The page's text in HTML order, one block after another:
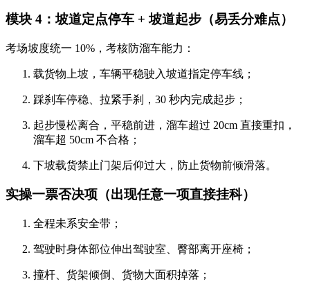
模块 4：坡道定点停车 + 坡道起步（易丢分难点）
考场坡度统一 10%，考核防溜车能力：
载货物上坡，车辆平稳驶入坡道指定停车线；
踩刹车停稳、拉紧手刹，30 秒内完成起步；
起步慢松离合，平稳前进，溜车超过 20cm 直接重扣，
溜车超 50cm 不合格；
下坡载货禁止门架后仰过大，防止货物前倾滑落。
实操一票否决项（出现任意一项直接挂科）
全程未系安全带；
驾驶时身体部位伸出驾驶室、臀部离开座椅；
撞杆、货架倾倒、货物大面积掉落；